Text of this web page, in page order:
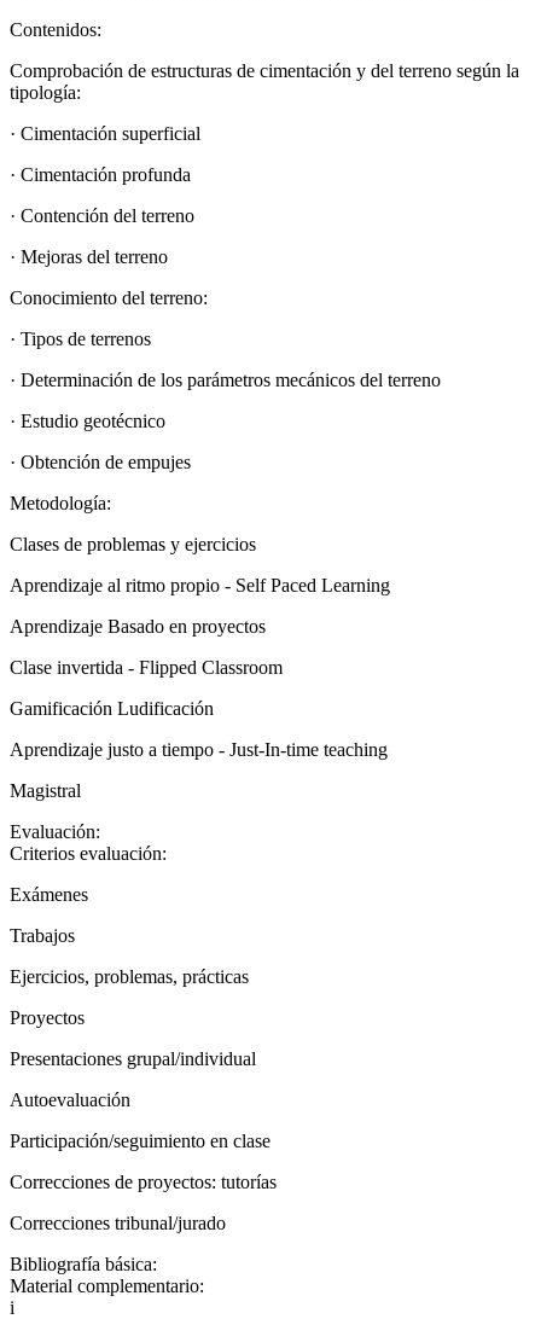
Contenidos:
Comprobación de estructuras de cimentación y del terreno según la
tipología:
· Cimentación superficial
· Cimentación profunda
· Contención del terreno
· Mejoras del terreno
Conocimiento del terreno:
· Tipos de terrenos
· Determinación de los parámetros mecánicos del terreno
· Estudio geotécnico
· Obtención de empujes
Metodología:
Clases de problemas y ejercicios
Aprendizaje al ritmo propio - Self Paced Learning
Aprendizaje Basado en proyectos
Clase invertida - Flipped Classroom
Gamificación Ludificación
Aprendizaje justo a tiempo - Just-In-time teaching
Magistral
Evaluación:
Criterios evaluación:
Exámenes
Trabajos
Ejercicios, problemas, prácticas
Proyectos
Presentaciones grupal/individual
Autoevaluación
Participación/seguimiento en clase
Correcciones de proyectos: tutorías
Correcciones tribunal/jurado
Bibliografía básica:
Material complementario:
i